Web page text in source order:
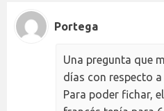
Portega
Una pregunta que
días con respecto a
Para poder fichar,